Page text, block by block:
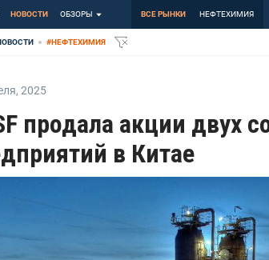
НОВОСТИ ОБЗОРЫ ВСЕ РЫНКИ НЕФТЕХИМИЯ
#НЕФТЕХИМИЯ
, 2025
продала акции двух
в Китае